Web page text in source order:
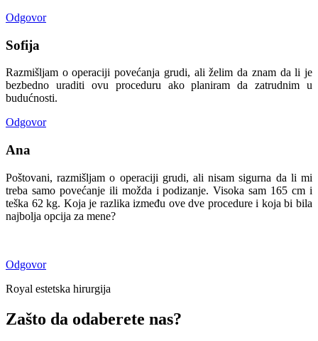
Odgovor
Sofija
Razmišljam o operaciji povećanja grudi, ali želim da znam da li je
bezbedno uraditi ovu proceduru ako planiram da zatrudnim u
budućnosti.
Odgovor
Ana
Poštovani, razmišljam o operaciji grudi, ali nisam sigurna da li mi
treba samo povećanje ili možda i podizanje. Visoka sam 165 cm i
teška 62 kg. Koja je razlika između ove dve procedure i koja bi bila
najbolja opcija za mene?
Odgovor
Royal estetska hirurgija
Zašto da odaberete nas?